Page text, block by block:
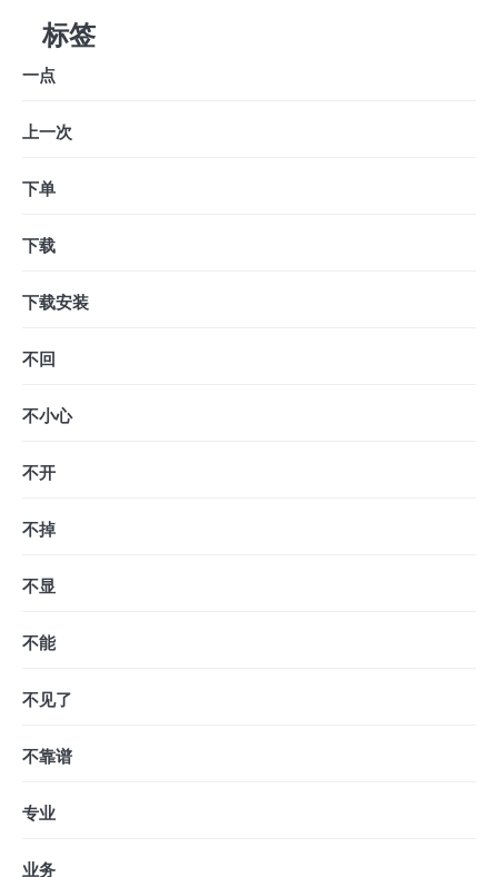
标签
一点
上一次
下单
下载
下载安装
不回
不小心
不开
不掉
不显
不能
不见了
不靠谱
专业
业务